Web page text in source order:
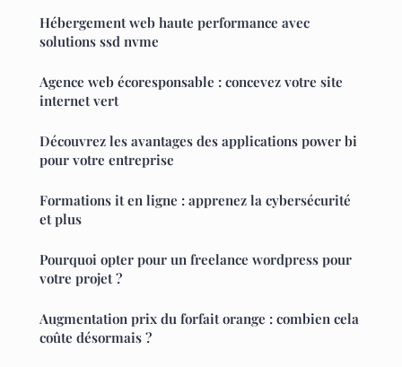
Hébergement web haute performance avec
solutions ssd nvme
Agence web écoresponsable : concevez votre site
internet vert
Découvrez les avantages des applications power bi
pour votre entreprise
Formations it en ligne : apprenez la cybersécurité
et plus
Pourquoi opter pour un freelance wordpress pour
votre projet ?
Augmentation prix du forfait orange : combien cela
coûte désormais ?